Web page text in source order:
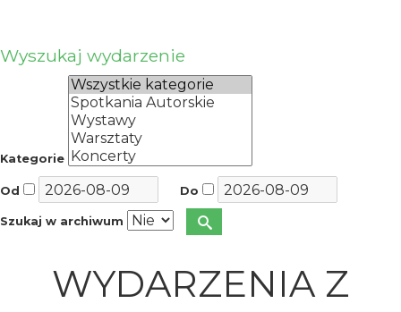
Wyszukaj wydarzenie
Kategorie
Od Do
Szukaj w archiwum
WYDARZENIA Z